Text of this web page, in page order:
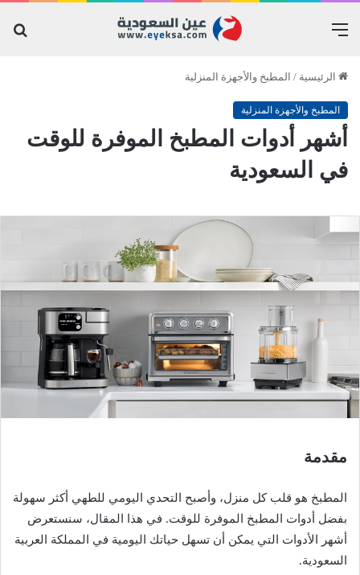
القائمة
الرئيسية / المطبخ والأجهزة المنزلية
المطبخ والأجهزة المنزلية
أشهر أدوات المطبخ الموفرة للوقت
في السعودية
مقدمة
المطبخ هو قلب كل منزل، وأصبح التحدي اليومي للطهي أكثر سهولة
بفضل أدوات المطبخ الموفرة للوقت. في هذا المقال، سنستعرض
أشهر الأدوات التي يمكن أن تسهل حياتك اليومية في المملكة العربية
السعودية.